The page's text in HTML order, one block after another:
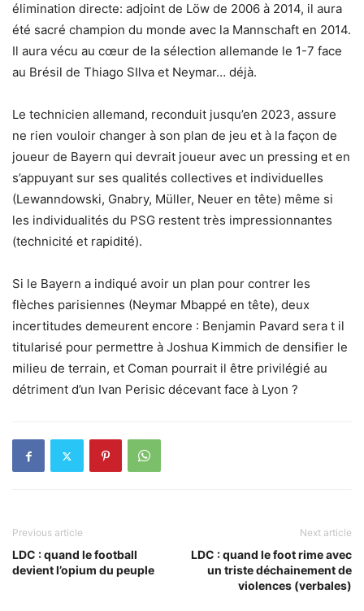
élimination directe: adjoint de Löw de 2006 à 2014, il aura
été sacré champion du monde avec la Mannschaft en 2014.
Il aura vécu au cœur de la sélection allemande le 1-7 face
au Brésil de Thiago SIlva et Neymar… déjà.
Le technicien allemand, reconduit jusqu’en 2023, assure
ne rien vouloir changer à son plan de jeu et à la façon de
joueur de Bayern qui devrait joueur avec un pressing et en
s’appuyant sur ses qualités collectives et individuelles
(Lewanndowski, Gnabry, Müller, Neuer en tête) même si
les individualités du PSG restent très impressionnantes
(technicité et rapidité).
Si le Bayern a indiqué avoir un plan pour contrer les
flèches parisiennes (Neymar Mbappé en tête), deux
incertitudes demeurent encore : Benjamin Pavard sera t il
titularisé pour permettre à Joshua Kimmich de densifier le
milieu de terrain, et Coman pourrait il être privilégié au
détriment d’un Ivan Perisic décevant face à Lyon ?
Previous article
LDC : quand le football
devient l’opium du peuple
Next article
LDC : quand le foot rime avec
un triste déchainement de
violences (verbales)